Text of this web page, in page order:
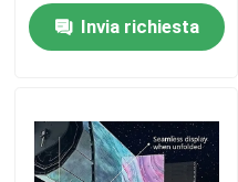
Su di noi
eventi, spettacoli e
sale XRInvia richiesta